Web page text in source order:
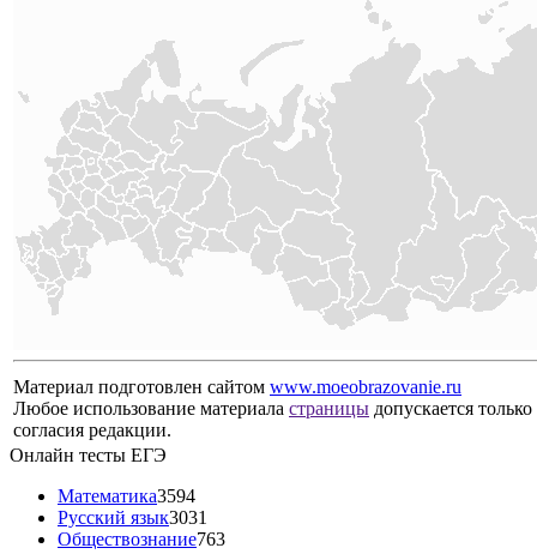
Похожие
специальности
Клиническая психология
Антропология и этнология
Востоковедение и африканистика
Рекреация и спортивно-
Таможенное дело
История
Правовое обеспечение национальной
Юриспруденция
Реклама и связи с общественностью
Филология
Поищем по
гуманитарное образование, гуманитарные
профессия издатель ,
профессия
профессия корректор
Материал подготовлен сайтом www.moeobrazovanie.ru
Любое использование материала страницы допускается
согласия редакции.
Онлайн тесты ЕГЭ
Математика3594
Русский язык3031
Обществознание763